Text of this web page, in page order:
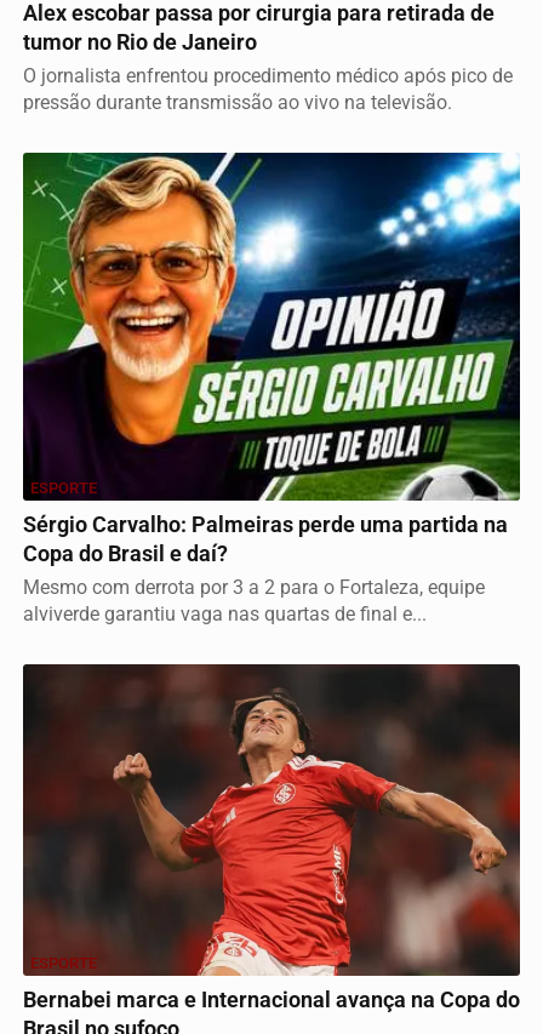
Alex escobar passa por cirurgia para retirada de
tumor no Rio de Janeiro
O jornalista enfrentou procedimento médico após pico de
pressão durante transmissão ao vivo na televisão.
ESPORTE
Sérgio Carvalho: Palmeiras perde uma partida na
Copa do Brasil e daí?
Mesmo com derrota por 3 a 2 para o Fortaleza, equipe
alviverde garantiu vaga nas quartas de final e...
ESPORTE
Bernabei marca e Internacional avança na Copa do
Brasil no sufoco